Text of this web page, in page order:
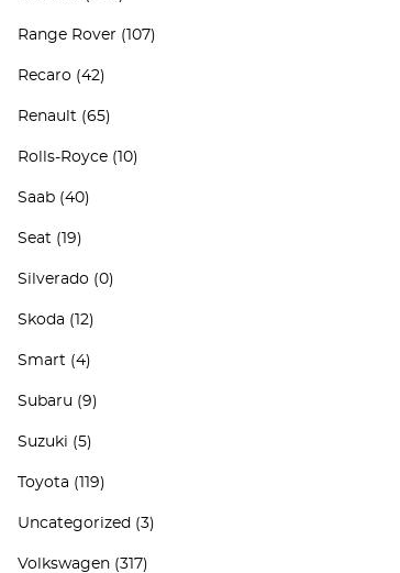
Range Rover (107)
Recaro (42)
Renault (65)
Rolls-Royce (10)
Saab (40)
Seat (19)
Silverado (0)
Skoda (12)
Smart (4)
Subaru (9)
Suzuki (5)
Toyota (119)
Uncategorized (3)
Volkswagen (317)